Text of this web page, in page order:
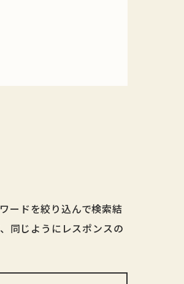
ードを絞り込んで検索結
同じようにレスポンスの